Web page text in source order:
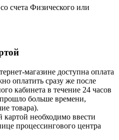
счета Физического или
магазине доступна оплата
оплатить сразу же после
кабинета в течение 24 часов
больше времени,
товара).
картой необходимо ввести
процессингового центра